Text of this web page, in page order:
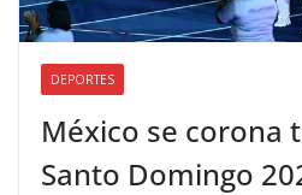
DEPORTES
México se corona
Santo Domingo